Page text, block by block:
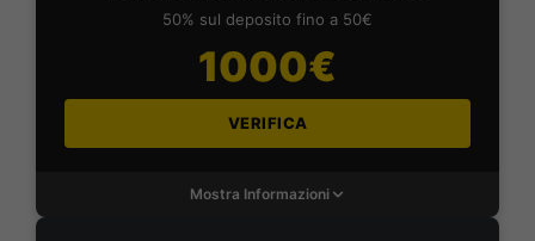
50% sul deposito fino a 50€
1000€
VERIFICA
Mostra Informazioni